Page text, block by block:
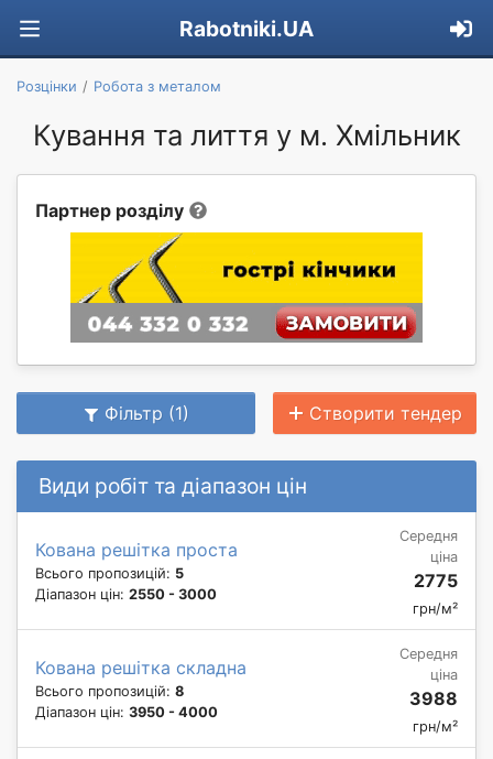
Rabotniki.UA
Розцінки Робота з металом
Кування та лиття у м. Хмільник
Партнер розділу
Фільтр (1) Створити тендер
Види робіт та діапазон цін
Кована решітка проста
Всього пропозицій: 5
Діапазон цін: 2550 - 3000
Середня
ціна
2775
грн/м²
Кована решітка складна
Всього пропозицій: 8
Діапазон цін: 3950 - 4000
Середня
ціна
3988
грн/м²